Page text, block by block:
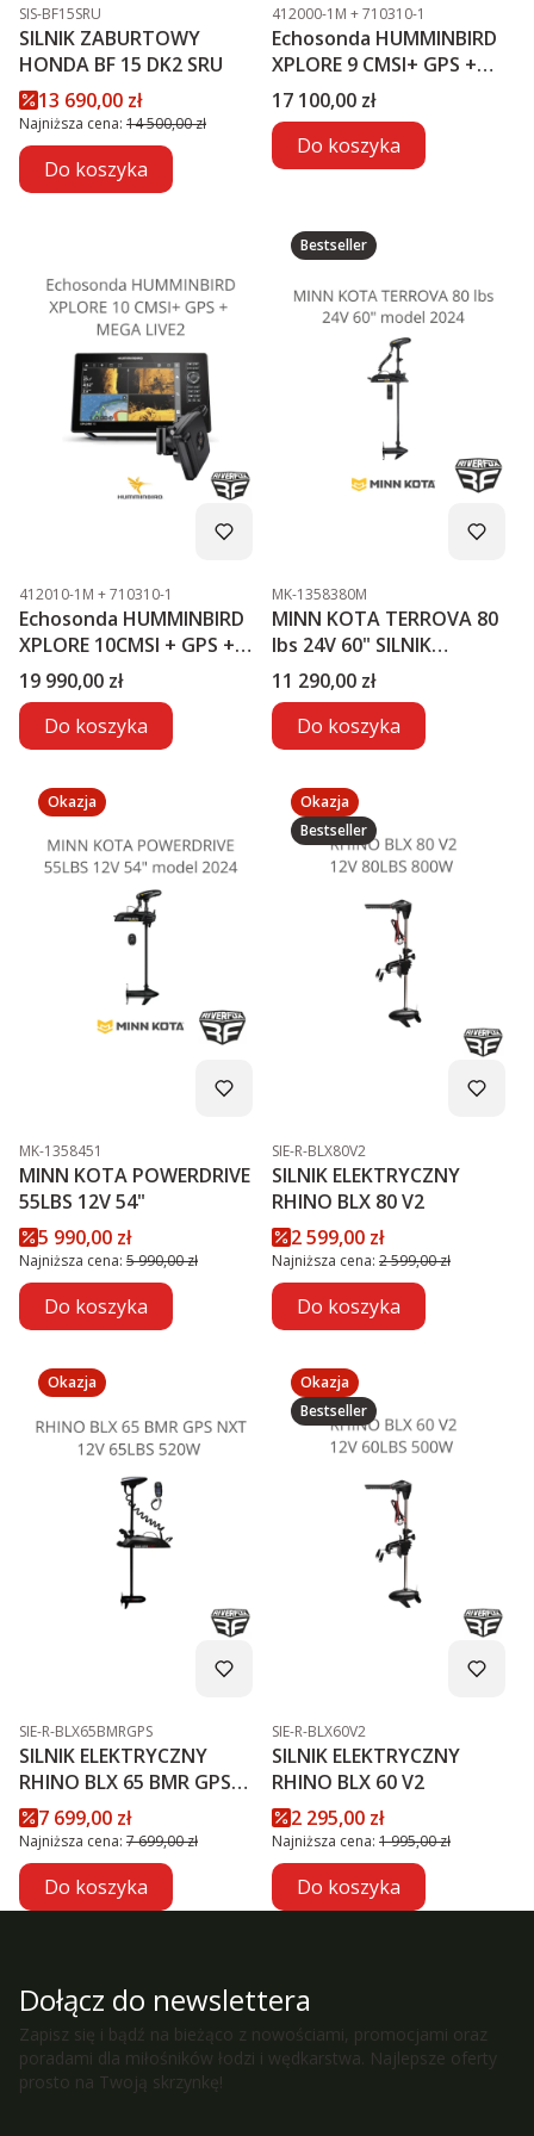
Kod produktu
SIS-BF15SRU
SILNIK ZABURTOWY
HONDA BF 15 DK2 SRU
Cena promocyjna
13 690,00 zł
Najniższa cena: 14 500,00 zł
Do koszyka
Kod produktu
412000-1M + 710310-1
Echosonda HUMMINBIRD
XPLORE 9 CMSI+ GPS +
MEGA LIVE2
Cena
17 100,00 zł
Do koszyka
Kod produktu
412010-1M + 710310-1
Echosonda HUMMINBIRD
XPLORE 10CMSI + GPS +
MEGA LIVE2
Cena
19 990,00 zł
Do koszyka
Bestseller
Kod produktu
MK-1358380M
MINN KOTA TERROVA 80
lbs 24V 60" SILNIK
ELEKTRYCZNY
Cena
11 290,00 zł
Do koszyka
Okazja
Kod produktu
MK-1358451
MINN KOTA POWERDRIVE
55LBS 12V 54"
Cena promocyjna
5 990,00 zł
Najniższa cena: 5 990,00 zł
Do koszyka
Okazja
Bestseller
Kod produktu
SIE-R-BLX80V2
SILNIK ELEKTRYCZNY
RHINO BLX 80 V2
Cena promocyjna
2 599,00 zł
Najniższa cena: 2 599,00 zł
Do koszyka
Okazja
Kod produktu
SIE-R-BLX65BMRGPS
SILNIK ELEKTRYCZNY
RHINO BLX 65 BMR GPS
NXTCena promocyjna
7 699,00 zł
Najniższa cena: 7 699,00 zł
Do koszyka
Okazja
Bestseller
Kod produktu
SIE-R-BLX60V2
SILNIK ELEKTRYCZNY
RHINO BLX 60 V2
Cena promocyjna
2 295,00 zł
Najniższa cena: 1 995,00 zł
Do koszyka
Dołącz do newslettera
Zapisz się i bądź na bieżąco z nowościami, promocjami oraz
poradami dla miłośników łodzi i wędkarstwa. Najlepsze oferty
prosto na Twoją skrzynkę!